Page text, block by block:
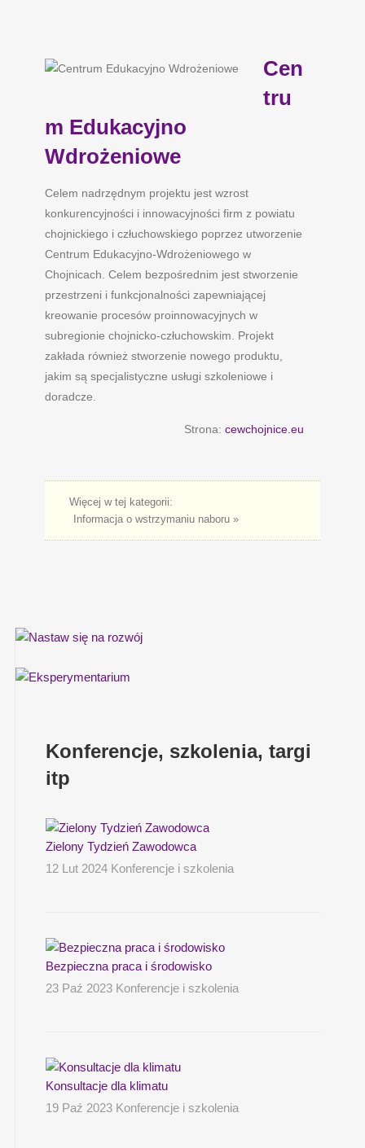
Cen
tru
m Edukacyjno
Wdrożeniowe
Celem nadrzędnym projektu jest wzrost
konkurencyjności i innowacyjności firm z powiatu
chojnickiego i człuchowskiego poprzez utworzenie
Centrum Edukacyjno-Wdrożeniowego w
Chojnicach. Celem bezpośrednim jest stworzenie
przestrzeni i funkcjonalności zapewniającej
kreowanie procesów proinnowacyjnych w
subregionie chojnicko-człuchowskim. Projekt
zakłada również stworzenie nowego produktu,
jakim są specjalistyczne usługi szkoleniowe i
doradcze.
Strona: cewchojnice.eu
Więcej w tej kategorii:
Informacja o wstrzymaniu naboru »
Konferencje, szkolenia, targi
itp
Zielony Tydzień Zawodowca
12 Lut 2024 Konferencje i szkolenia
Bezpieczna praca i środowisko
23 Paź 2023 Konferencje i szkolenia
Konsultacje dla klimatu
19 Paź 2023 Konferencje i szkolenia